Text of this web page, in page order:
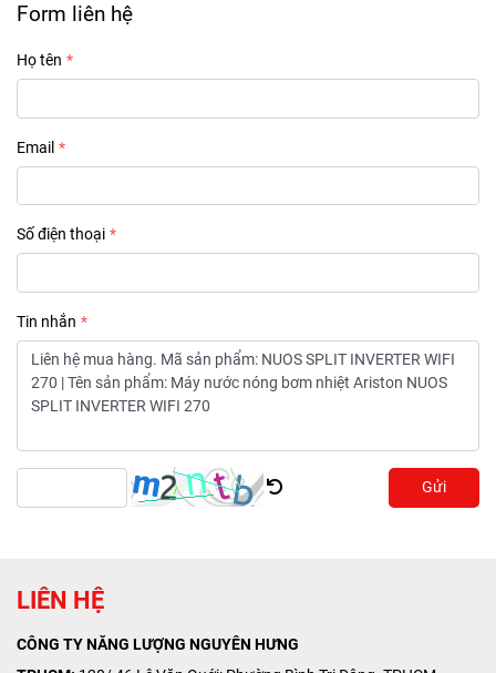
Form liên hệ
Họ tên
Email
Số điện thoại
Tin nhắn
Gửi
LIÊN HỆ
CÔNG TY NĂNG LƯỢNG NGUYÊN HƯNG